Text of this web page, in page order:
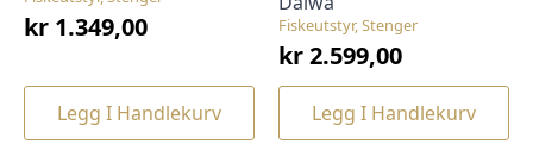
kr 1.349,00
Legg I Handlekurv
Fiskeutstyr, Stenger
kr2.599,00
Legg I Handlekurv